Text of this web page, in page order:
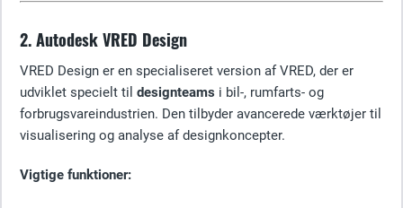
2. Autodesk VRED Design
VRED Design er en specialiseret version af VRED, der er
udviklet specielt til designteams i bil-, rumfarts- og
forbrugsvareindustrien. Den tilbyder avancerede værktøjer til
visualisering og analyse af designkoncepter.
Vigtige funktioner: